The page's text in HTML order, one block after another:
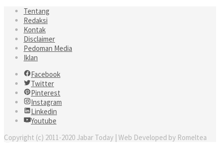
Tentang
Redaksi
Kontak
Disclaimer
Pedoman Media
Iklan
Facebook
Twitter
Pinterest
Instagram
Linkedin
Youtube
Copyright (c) 2011-2020 Jabar Today | Web Developed by Romeltea